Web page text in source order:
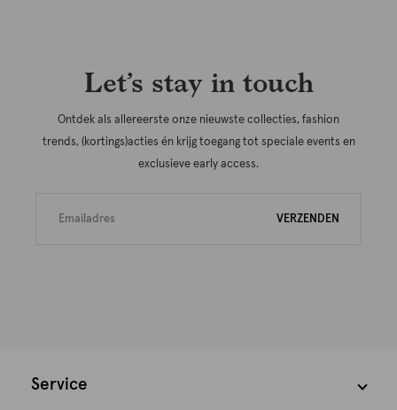
Let’s stay in touch
Ontdek als allereerste onze nieuwste collecties, fashion
trends, (kortings)acties én krijg toegang tot speciale events en
exclusieve early access.
VERZENDEN
Service